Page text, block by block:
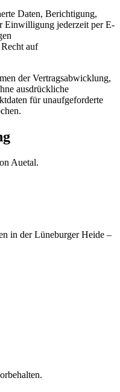
Daten, Berichtigung,
Einwilligung jederzeit per E-
auf
der Vertragsabwicklung,
ausdrückliche
für unaufgeforderte
Auetal.
in der Lüneburger Heide –